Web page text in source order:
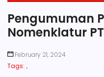
Pengumuman
Nomenklatur
February 21, 2024
Tags: ,